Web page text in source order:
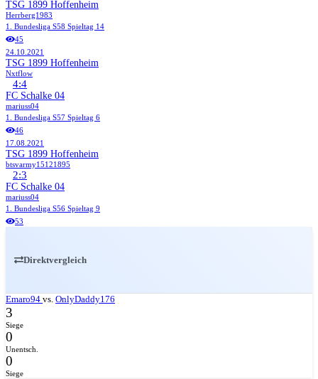
TSG 1899 Hoffenheim
Herrberg1983
1. Bundesliga S58 Spieltag 14
45
24.10.2021
TSG 1899 Hoffenheim
Nxtflow
4:4
FC Schalke 04
mariuss04
1. Bundesliga S57 Spieltag 6
46
17.08.2021
TSG 1899 Hoffenheim
btsvarmy15121895
2:3
FC Schalke 04
mariuss04
1. Bundesliga S56 Spieltag 9
53
Direktvergleich
Emaro94 vs. OnlyDaddy176
3
Siege
0
Unentsch.
0
Siege